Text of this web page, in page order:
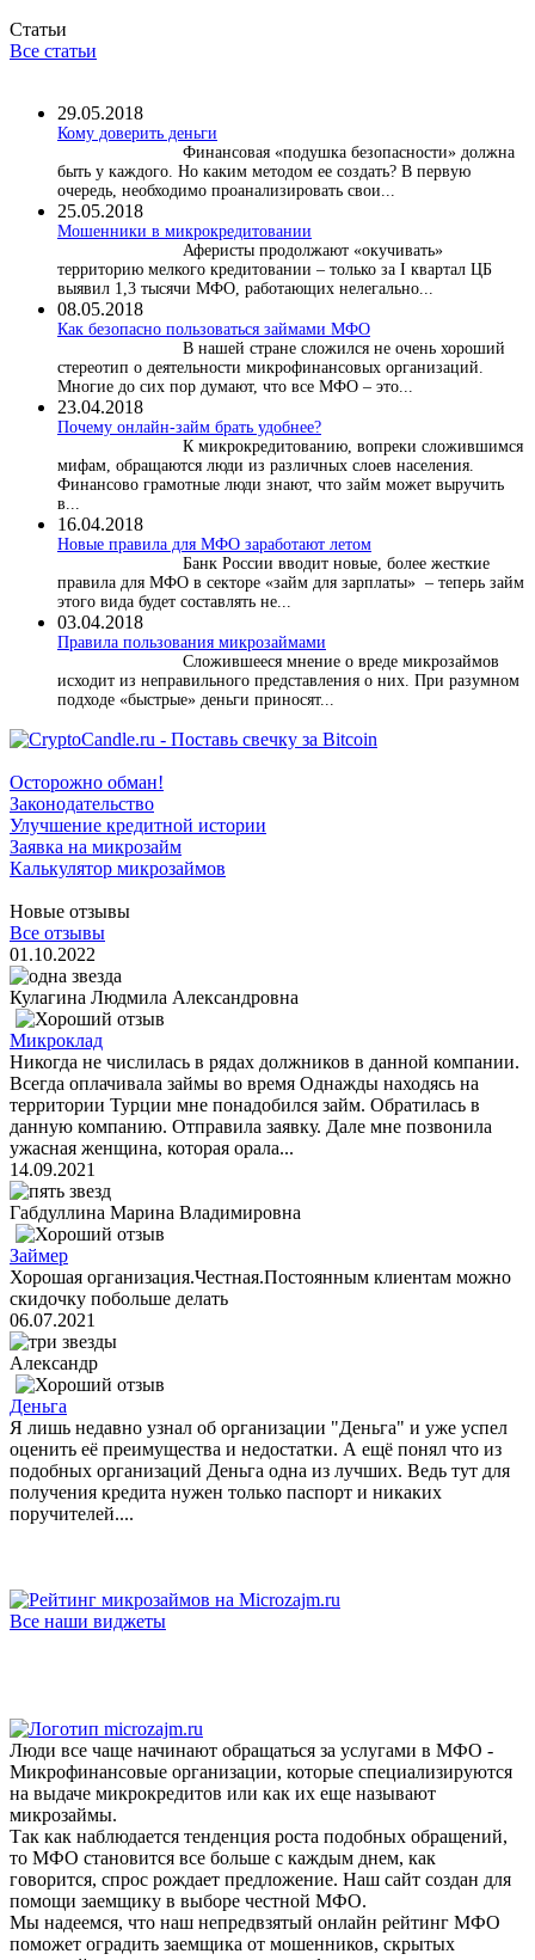
Статьи
Все статьи
29.05.2018
Кому доверить деньги
Финансовая «подушка безопасности» должна
быть у каждого. Но каким методом ее создать? В первую
очередь, необходимо проанализировать свои...
25.05.2018
Мошенники в микрокредитовании
Аферисты продолжают «окучивать»
территорию мелкого кредитовании – только за I квартал ЦБ
выявил 1,3 тысячи МФО, работающих нелегально...
08.05.2018
Как безопасно пользоваться займами МФО
В нашей стране сложился не очень хороший
стереотип о деятельности микрофинансовых организаций.
Многие до сих пор думают, что все МФО – это...
23.04.2018
Почему онлайн-займ брать удобнее?
К микрокредитованию, вопреки сложившимся
мифам, обращаются люди из различных слоев населения.
Финансово грамотные люди знают, что займ может выручить
в...
16.04.2018
Новые правила для МФО заработают летом
Банк России вводит новые, более жесткие
правила для МФО в секторе «займ для зарплаты» – теперь займ
этого вида будет составлять не...
03.04.2018
​Правила пользования микрозаймами
Сложившееся мнение о вреде микрозаймов
исходит из неправильного представления о них. При разумном
подходе «быстрые» деньги приносят...
Осторожно обман!
Законодательство
Улучшение кредитной истории
Заявка на микрозайм
Калькулятор микрозаймов
Новые отзывы
Все отзывы
01.10.2022
Кулагина Людмила Александровна
Микроклад
Никогда не числилась в рядах должников в данной компании.
Всегда оплачивала займы во время Однажды находясь на
территории Турции мне понадобился займ. Обратилась в
данную компанию. Отправила заявку. Дале мне позвонила
ужасная женщина, которая орала...
14.09.2021
Габдуллина Марина Владимировна
Займер
Хорошая организация.Честная.Постоянным клиентам можно
скидочку побольше делать
06.07.2021
Александр
Деньга
Я лишь недавно узнал об организации "Деньга" и уже успел
оценить её преимущества и недостатки. А ещё понял что из
подобных организаций Деньга одна из лучших. Ведь тут для
получения кредита нужен только паспорт и никаких
поручителей....
Все наши виджеты
Люди все чаще начинают обращаться за услугами в МФО -
Микрофинансовые организации, которые специализируются
на выдаче микрокредитов или как их еще называют
микрозаймы.
Так как наблюдается тенденция роста подобных обращений,
то МФО становится все больше с каждым днем, как
говорится, спрос рождает предложение. Наш сайт создан для
помощи заемщику в выборе честной МФО.
Мы надеемся, что наш непредвзятый онлайн рейтинг МФО
поможет оградить заемщика от мошенников, скрытых